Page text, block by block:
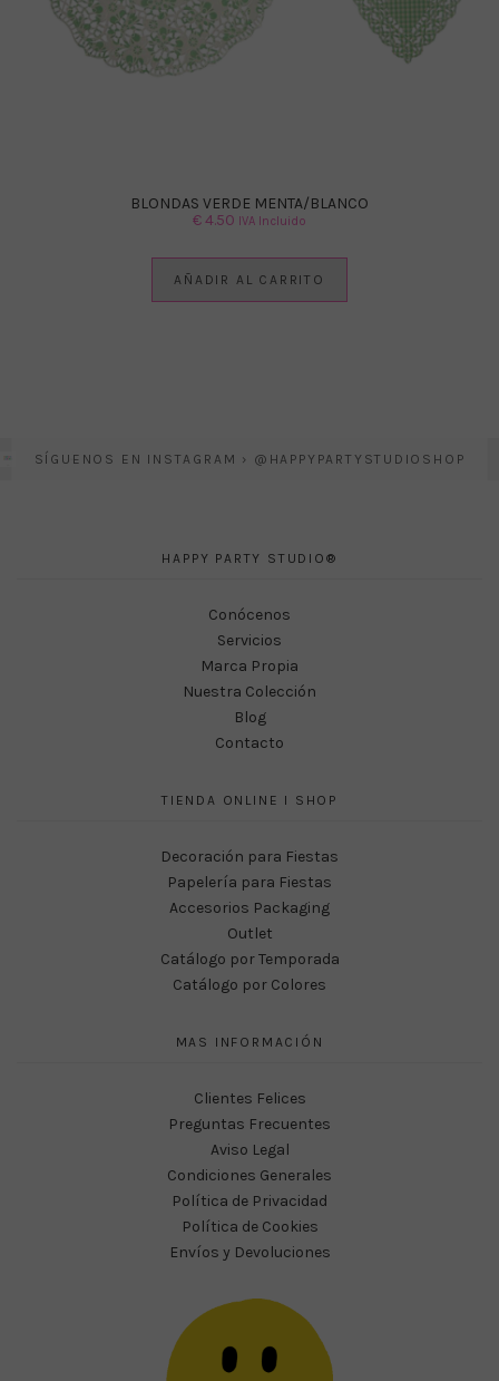
BLONDAS VERDE MENTA/BLANCO
€4.50 IVA Incluido
AÑADIR AL CARRITO
SÍGUENOS EN INSTAGRAM › @HAPPYPARTYSTUDIOSHOP
HAPPY PARTY STUDIO®
Conócenos
Servicios
Marca Propia
Nuestra Colección
Blog
Contacto
TIENDA ONLINE I SHOP
Decoración para Fiestas
Papelería para Fiestas
Accesorios Packaging
Outlet
Catálogo por Temporada
Catálogo por Colores
MAS INFORMACIÓN
Clientes Felices
Preguntas Frecuentes
Aviso Legal
Condiciones Generales
Política de Privacidad
Política de Cookies
Envíos y Devoluciones